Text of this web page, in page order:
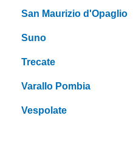
San Maurizio d'Opaglio
Suno
Trecate
Varallo Pombia
Vespolate